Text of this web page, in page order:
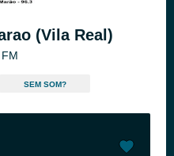
(Vila Real)
SEM SOM?